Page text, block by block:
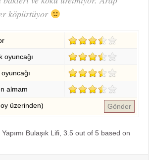
köpürtüyor
oyuncağı
almam
üzerinden) Gönder
Bulaşık Lifi ,3.5 out of5 based on